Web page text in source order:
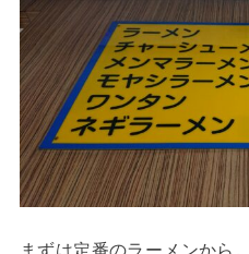
まずは定番のラーメンから。